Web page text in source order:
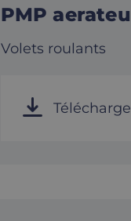
PMP
Volets roulants